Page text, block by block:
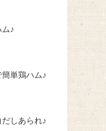
ム♪
単鶏ハム♪
しあられ♪